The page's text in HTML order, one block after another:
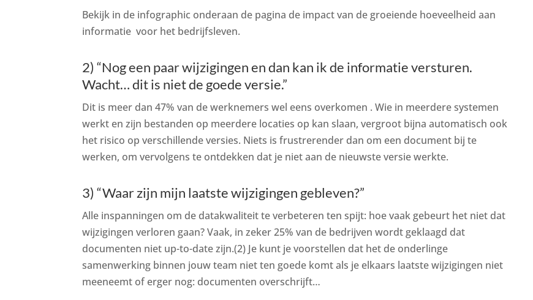
Bekijk in de infographic onderaan de pagina de impact van de groeiende hoeveelheid aan
informatie voor het bedrijfsleven.
2) “Nog een paar wijzigingen en dan kan ik de informatie versturen.
Wacht… dit is niet de goede versie.”
Dit is meer dan 47% van de werknemers wel eens overkomen . Wie in meerdere systemen
werkt en zijn bestanden op meerdere locaties op kan slaan, vergroot bijna automatisch ook
het risico op verschillende versies. Niets is frustrerender dan om een document bij te
werken, om vervolgens te ontdekken dat je niet aan de nieuwste versie werkte.
3) “Waar zijn mijn laatste wijzigingen gebleven?”
Alle inspanningen om de datakwaliteit te verbeteren ten spijt: hoe vaak gebeurt het niet dat
wijzigingen verloren gaan? Vaak, in zeker 25% van de bedrijven wordt geklaagd dat
documenten niet up-to-date zijn.(2) Je kunt je voorstellen dat het de onderlinge
samenwerking binnen jouw team niet ten goede komt als je elkaars laatste wijzigingen niet
meeneemt of erger nog: documenten overschrijft…